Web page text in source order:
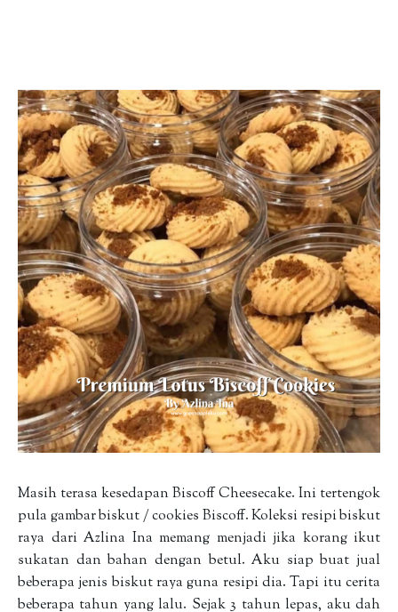
Masih terasa kesedapan Biscoff Cheesecake. Ini tertengok
pula gambar biskut / cookies Biscoff. Koleksi resipi biskut
raya dari Azlina Ina memang menjadi jika korang ikut
sukatan dan bahan dengan betul. Aku siap buat jual
beberapa jenis biskut raya guna resipi dia. Tapi itu cerita
beberapa tahun yang lalu. Sejak 3 tahun lepas, aku dah